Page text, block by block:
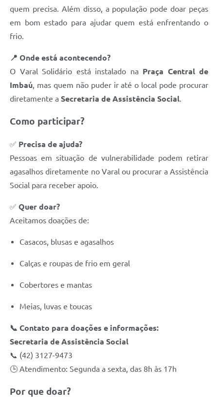
quem precisa. Além disso, a população pode doar peças
em bom estado para ajudar quem está enfrentando o
frio.
📍 Onde está acontecendo?
O Varal Solidário está instalado na Praça Central de
Imbaú, mas quem não puder ir até o local pode procurar
diretamente a Secretaria de Assistência Social.
Como participar?
✅ Precisa de ajuda?
Pessoas em situação de vulnerabilidade podem retirar
agasalhos diretamente no Varal ou procurar a Assistência
Social para receber apoio.
✅ Quer doar?
Aceitamos doações de:
Casacos, blusas e agasalhos
Calças e roupas de frio em geral
Cobertores e mantas
Meias, luvas e toucas
📞 Contato para doações e informações:
Secretaria de Assistência Social
📞 (42) 3127-9473
🕒 Atendimento: Segunda a sexta, das 8h às 17h
Por que doar?